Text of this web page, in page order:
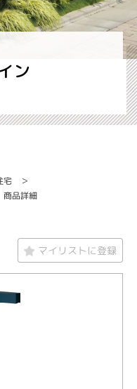
ン
宅
商品詳細
マイリストに登録